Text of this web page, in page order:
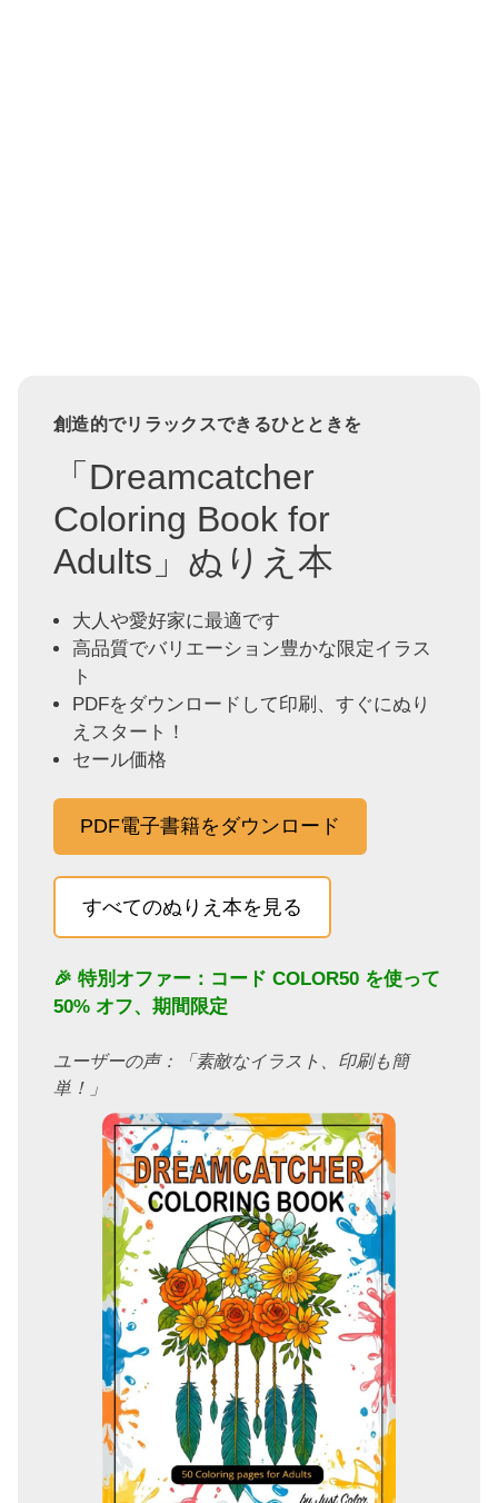
創造的でリラックスできるひとときを
「Dreamcatcher
Coloring Book for
Adults」ぬりえ本
大人や愛好家に最適です
高品質でバリエーション豊かな限定イラス
ト
PDFをダウンロードして印刷、すぐにぬり
えスタート！
セール価格
PDF電子書籍をダウンロード
すべてのぬりえ本を見る
🎉 特別オファー：コード COLOR50 を使って
50% オフ、期間限定
ユーザーの声：「素敵なイラスト、印刷も簡
単！」